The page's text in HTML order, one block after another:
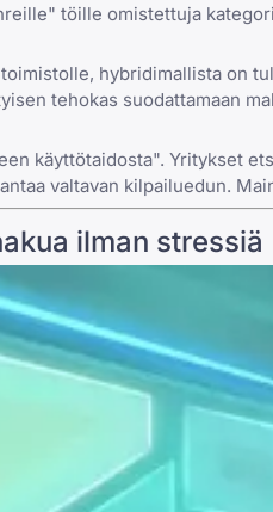
töille omistettuja
hybridimallista on
tehokas suodattamaan
käyttötaidosta". Yritykset
valtavan kilpailuedun.
ilman stressiä